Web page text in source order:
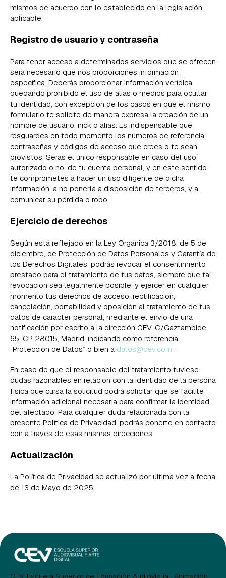
mismos de acuerdo con lo establecido en la legislación
aplicable.
Registro de usuario y contraseña
Para tener acceso a determinados servicios que se ofrecen
será necesario que nos proporciones información
específica. Deberás proporcionar información verídica,
quedando prohibido el uso de alias o medios para ocultar
tu identidad, con excepción de los casos en que el mismo
formulario te solicite de manera expresa la creación de un
nombre de usuario, nick o alias. Es indispensable que
resguardes en todo momento los números de referencia,
contraseñas y códigos de acceso que crees o te sean
provistos. Serás el único responsable en caso del uso,
autorizado o no, de tu cuenta personal, y en este sentido
te comprometes a hacer un uso diligente de dicha
información, a no ponerla a disposición de terceros, y a
comunicar su pérdida o robo.
Ejercicio de derechos
Según está reflejado en la Ley Orgánica 3/2018, de 5 de
diciembre, de Protección de Datos Personales y Garantía de
los Derechos Digitales, podrás revocar el consentimiento
prestado para el tratamiento de tus datos, siempre que tal
revocación sea legalmente posible, y ejercer en cualquier
momento tus derechos de acceso, rectificación,
cancelación, portabilidad y oposición al tratamiento de tus
datos de carácter personal, mediante el envío de una
notificación por escrito a la dirección CEV, C/Gaztambide
65, CP 28015, Madrid, indicando como referencia
“Protección de Datos” o bien a datos@cev.com .
En caso de que el responsable del tratamiento tuviese
dudas razonables en relación con la identidad de la persona
física que cursa la solicitud podrá solicitar que se facilite
información adicional necesaria para confirmar la identidad
del afectado. Para cualquier duda relacionada con la
presente Política de Privacidad, podrás ponerte en contacto
con a través de esas mismas direcciones.
Actualización
La Política de Privacidad se actualizó por última vez a fecha
de 13 de Mayo de 2025.